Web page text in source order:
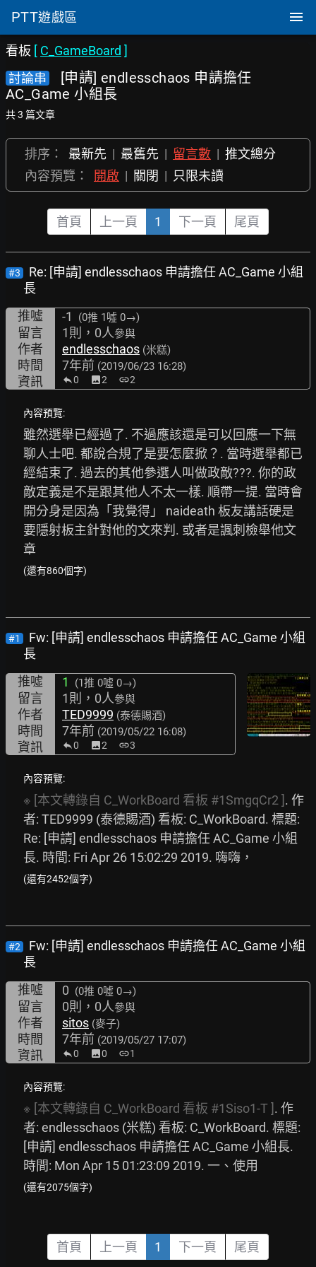
PTT遊戲區
看板 [ C_GameBoard ]
討論串
[申請] endlesschaos 申請擔任
AC_Game 小組長
共 3 篇文章
排序： 最新先 | 最舊先 | 留言數 | 推文總分
內容預覽：
開啟 | 關閉 | 只限未讀
首頁 上一頁 1 下一頁 尾頁
#3
Re: [申請] endlesschaos 申請擔任 AC_Game 小組
長
推噓
-1 (0推 1噓 0→)
留言 1則，0人參與
作者 endlesschaos (米糕)
時間 7年前 (2019/06/23 16:28)
資訊 0 image2 link2
內容預覽:
雖然選舉已經過了. 不過應該還是可以回應一下無
聊人士吧. 都說合規了是要怎麼掀？. 當時選舉都已
經結束了. 過去的其他參選人叫做政敵???. 你的政
敵定義是不是跟其他人不太一樣. 順帶一提. 當時會
開分身是因為「我覺得」 naideath 板友講話硬是
要隱射板主針對他的文來判. 或者是諷刺檢舉他文
章
(還有860個字)
#1
Fw: [申請] endlesschaos 申請擔任 AC_Game 小組
長
推噓
1 (1推 0噓 0→)
留言 1則，0人參與
作者 TED9999 (泰德賜酒)
時間 7年前 (2019/05/22 16:08)
資訊 0 image2 link3
內容預覽:
※ [本文轉錄自 C_WorkBoard 看板 #1SmgqCr2 ] . 作
者: TED9999 (泰德賜酒) 看板: C_WorkBoard. 標題:
Re: [申請] endlesschaos 申請擔任 AC_Game 小組
長. 時間: Fri Apr 26 15:02:29 2019. 嗨嗨，
(還有2452個字)
#2
Fw: [申請] endlesschaos 申請擔任 AC_Game 小組
長
推噓
0 (0推 0噓 0→)
留言 0則，0人參與
作者 sitos (麥子)
時間 7年前 (2019/05/27 17:07)
資訊 0 image0 link1
內容預覽:
※ [本文轉錄自 C_WorkBoard 看板 #1Siso1-T] . 作
者: endlesschaos (米糕) 看板: C_WorkBoard. 標題:
[申請] endlesschaos 申請擔任 AC_Game 小組長.
時間: Mon Apr 15 01:23:09 2019. 一、使用
(還有2075個字)
首頁 上一頁 1 下一頁 尾頁